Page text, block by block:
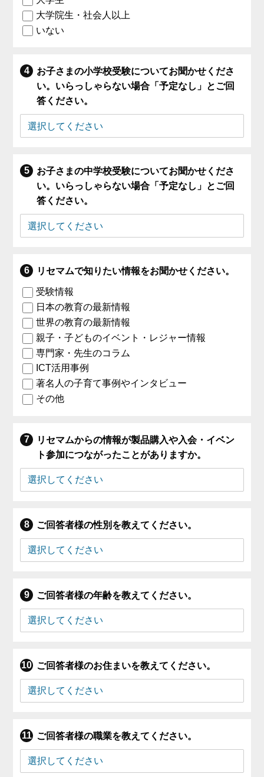
大学院生・社会人以上
いない
お子さまの小学校受験についてお聞かせくださ
い。いらっしゃらない場合「予定なし」とご回
答ください。
お子さまの中学校受験についてお聞かせくださ
い。いらっしゃらない場合「予定なし」とご回
答ください。
リセマムで知りたい情報をお聞かせください。
受験情報
日本の教育の最新情報
世界の教育の最新情報
親子・子どものイベント・レジャー情報
専門家・先生のコラム
ICT活用事例
著名人の子育て事例やインタビュー
その他
リセマムからの情報が製品購入や入会・イベン
ト参加につながったことがありますか。
ご回答者様の性別を教えてください。
ご回答者様の年齢を教えてください。
ご回答者様のお住まいを教えてください。
ご回答者様の職業を教えてください。